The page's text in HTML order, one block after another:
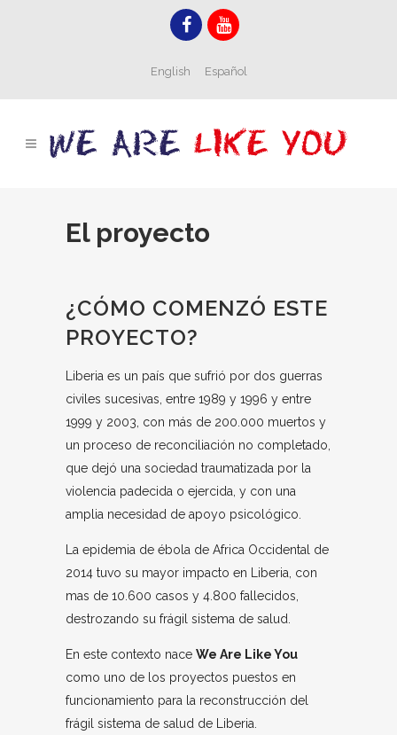
English Español
El proyecto
¿CÓMO COMENZÓ ESTE
PROYECTO?
Liberia es un país que sufrió por dos guerras
civiles sucesivas, entre 1989 y 1996 y entre
1999 y 2003, con más de 200.000 muertos y
un proceso de reconciliación no completado,
que dejó una sociedad traumatizada por la
violencia padecida o ejercida, y con una
amplia necesidad de apoyo psicológico.
La epidemia de ébola de Africa Occidental de
2014 tuvo su mayor impacto en Liberia, con
mas de 10.600 casos y 4.800 fallecidos,
destrozando su frágil sistema de salud.
En este contexto nace We Are Like You
como uno de los proyectos puestos en
funcionamiento para la reconstrucción del
frágil sistema de salud de Liberia.